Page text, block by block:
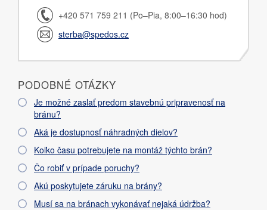
+420 571 759 211 (Po–Pia, 8:00–16:30 hod)
sterba@spedos.cz
PODOBNÉ OTÁZKY
Je možné zaslať predom stavebnú pripravenosť na
bránu?
Aká je dostupnosť náhradných dielov?
Koľko času potrebujete na montáž týchto brán?
Čo robiť v prípade poruchy?
Akú poskytujete záruku na brány?
Musí sa na bránach vykonávať nejaká údržba?